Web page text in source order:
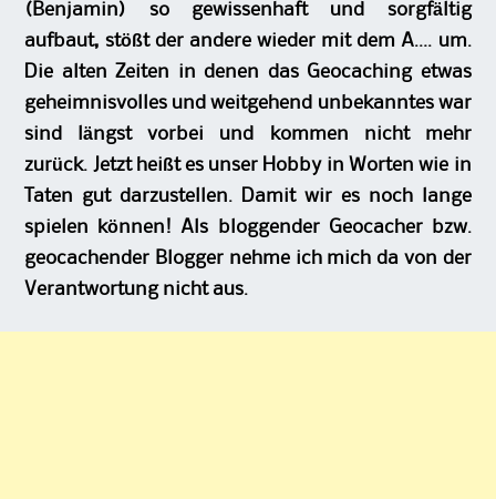
(Benjamin) so gewissenhaft und sorgfältig
aufbaut, stößt der andere wieder mit dem A…. um.
Die alten Zeiten in denen das Geocaching etwas
geheimnisvolles und weitgehend unbekanntes war
sind längst vorbei und kommen nicht mehr
zurück. Jetzt heißt es unser Hobby in Worten wie in
Taten gut darzustellen. Damit wir es noch lange
spielen können! Als bloggender Geocacher bzw.
geocachender Blogger nehme ich mich da von der
Verantwortung nicht aus.